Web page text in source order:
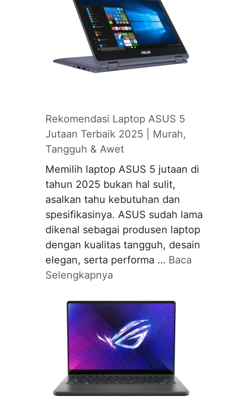
Rekomendasi Laptop ASUS 5
Jutaan Terbaik 2025 | Murah,
Tangguh & Awet
Memilih laptop ASUS 5 jutaan di
tahun 2025 bukan hal sulit,
asalkan tahu kebutuhan dan
spesifikasinya. ASUS sudah lama
dikenal sebagai produsen laptop
dengan kualitas tangguh, desain
elegan, serta performa … Baca
Selengkapnya